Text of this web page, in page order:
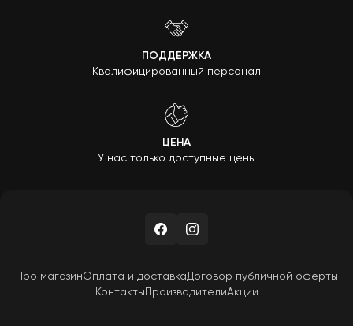
ПОДДЕРЖКА
Квалифицированный персонал
ЦЕНА
У нас только доступные цены
Про магазинОплата и доставкаДоговор публичной оферты
Контакты ПроизводителиАкции